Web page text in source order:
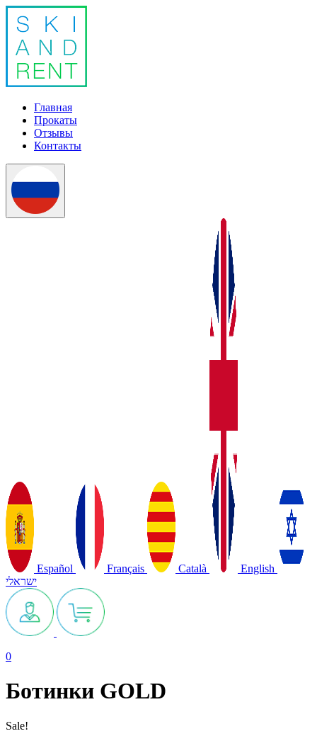
Главная
Прокаты
Отзывы
Контакты
Español Français Català
English
ישראלי
0
Ботинки GOLD
Sale!